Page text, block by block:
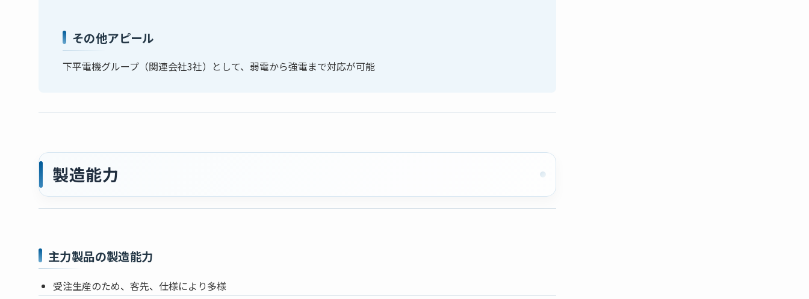
その他アピール
下平電機グループ（関連会社3社）として、弱電から強電まで対応が可能
製造能力
主力製品の製造能力
受注生産のため、客先、仕様により多様